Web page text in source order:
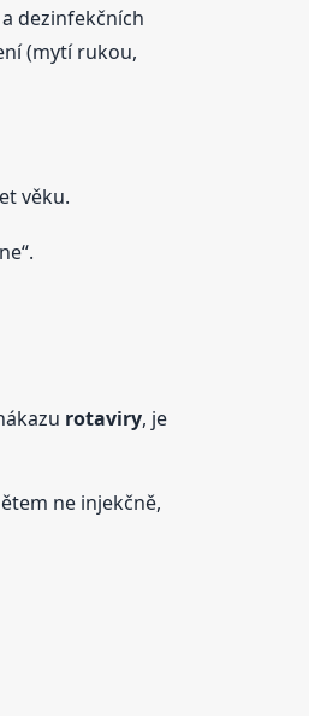
dezinfekčních
(mytí rukou,
věku.
rotaviry, je
ne injekčně,